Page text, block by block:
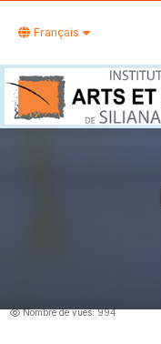
Français
Nombre de vues: 994